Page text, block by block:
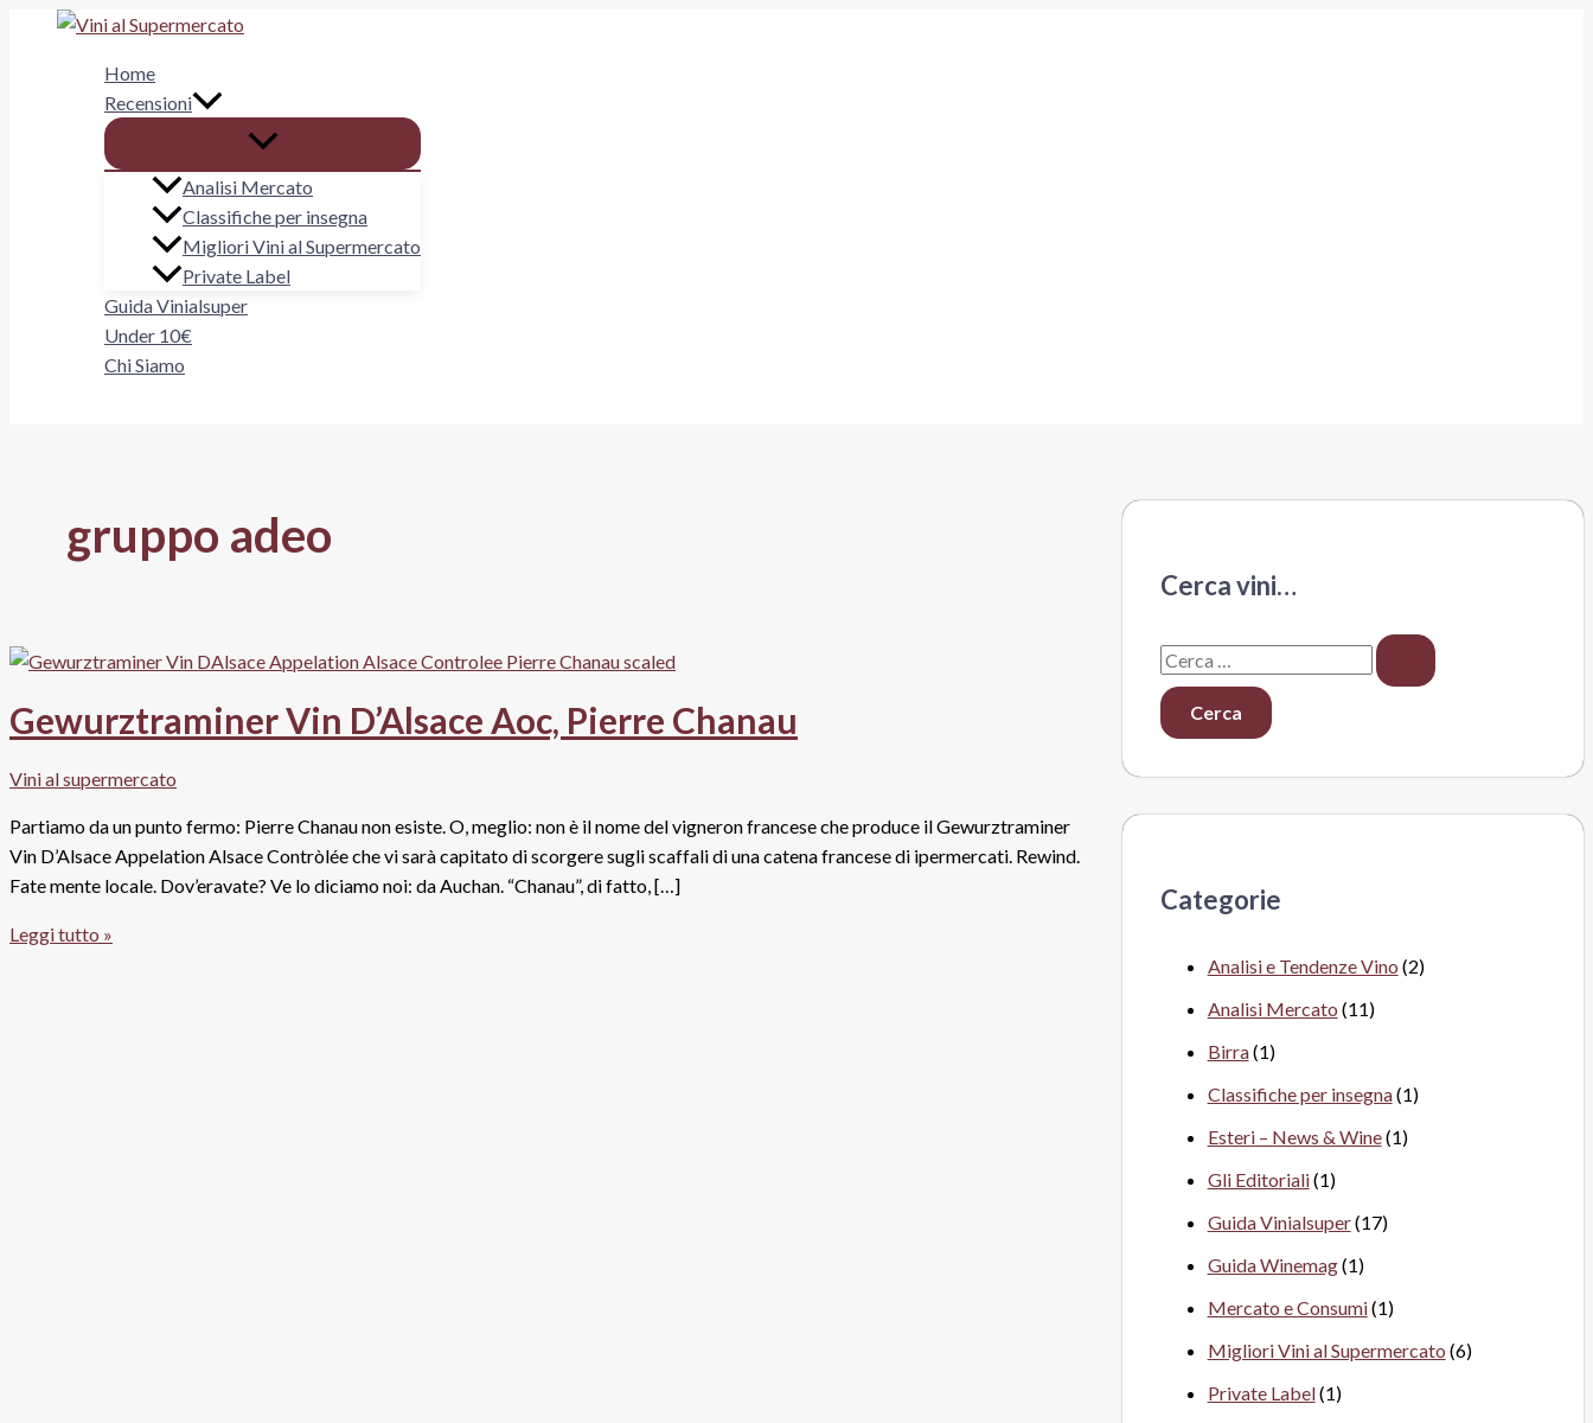
Home
Recensioni
Analisi Mercato
Classifiche per insegna
Migliori Vini al Supermercato
Private Label
Guida Vinialsuper
Under 10€
Chi Siamo
gruppo adeo
Gewurztraminer Vin D’Alsace Aoc, Pierre Chanau
Vini al supermercato
Partiamo da un punto fermo: Pierre Chanau non esiste. O, meglio: non è il nome del vigneron francese che produce il Gewurztraminer
Vin D’Alsace Appelation Alsace Contròlée che vi sarà capitato di scorgere sugli scaffali di una catena francese di ipermercati. Rewind.
Fate mente locale. Dov’eravate? Ve lo diciamo noi: da Auchan. “Chanau”, di fatto, […]
Gewurztraminer
Leggi tutto »
Cerca vini…
C
e
r
Categorie
Analisi e Tendenze Vino (2)
Analisi Mercato (11)
Birra(1)
Classifiche per insegna(1)
Esteri – News & Wine(1)
Gli Editoriali(1)
Guida Vinialsuper(17)
Guida Winemag(1)
Mercato e Consumi(1)
Migliori Vini al Supermercato (6)
Private Label(1)